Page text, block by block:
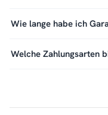
Wie lange habe ich
Welche Zahlungsarten